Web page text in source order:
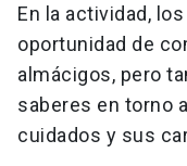
En la actividad,
oportunidad de
almácigos, pero
saberes en torno
cuidados y sus